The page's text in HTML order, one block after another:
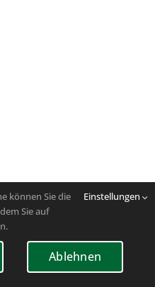
können Sie die
Sie auf
Einstellungen
Ablehnen